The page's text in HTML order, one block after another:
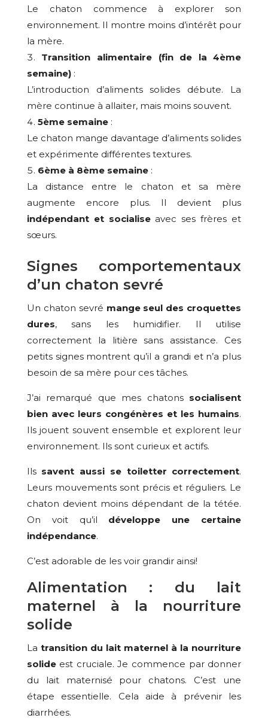
Le chaton commence à explorer son
environnement. Il montre moins d’intérêt pour
la mère.
Transition alimentaire (fin de la 4ème
semaine):
L’introduction d’aliments solides débute. La
mère continue à allaiter, mais moins souvent.
5ème semaine:
Le chaton mange davantage d’aliments solides
et expérimente différentes textures.
6ème à 8ème semaine:
La distance entre le chaton et sa mère
augmente encore plus. Il devient plus
indépendant et socialiseavec ses frères et
sœurs.
Signes comportementaux
d’un chaton sevré
Un chaton sevré mange seul des croquettes
dures, sans les humidifier. Il utilise
correctement la litière sans assistance. Ces
petits signes montrent qu’il a grandi et n’a plus
besoin de sa mère pour ces tâches.
J’ai remarqué que mes chatons socialisent
bien avec leurs congénères et les humains.
Ils jouent souvent ensemble et explorent leur
environnement. Ils sont curieux et actifs.
Ils savent aussi se toiletter correctement.
Leurs mouvements sont précis et réguliers. Le
chaton devient moins dépendant de la tétée.
On voit qu’il développe une certaine
indépendance.
C’est adorable de les voir grandir ainsi!
Alimentation : du lait
maternel à la nourriture
solide
La transition du lait maternel à la nourriture
solideest cruciale. Je commence par donner
du lait maternisé pour chatons. C’est une
étape essentielle. Cela aide à prévenir les
diarrhées.